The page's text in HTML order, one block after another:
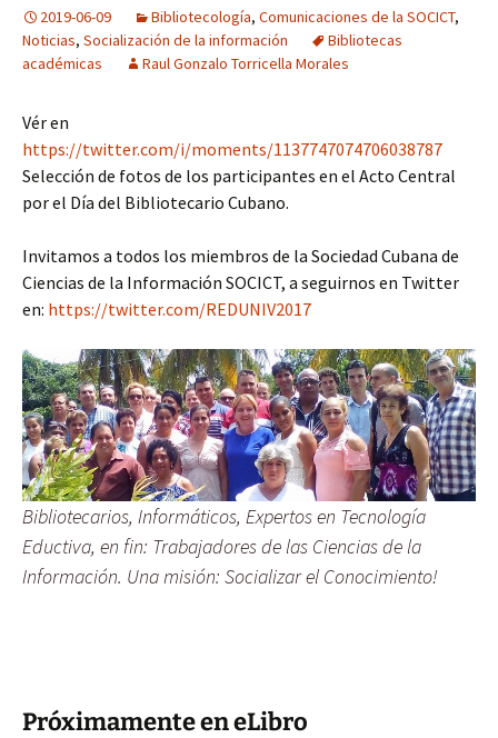
2019-06-09 Bibliotecología, Comunicaciones de la SOCICT,
Noticias, Socialización de la información
Bibliotecas
académicas
Raul Gonzalo Torricella Morales
Vér en
https://twitter.com/i/moments/1137747074706038787
Selección de fotos de los participantes en el Acto Central
por el Día del Bibliotecario Cubano.
Invitamos a todos los miembros de la Sociedad Cubana de
Ciencias de la Información SOCICT, a seguirnos en Twitter
en: https://twitter.com/REDUNIV2017
Bibliotecarios, Informáticos, Expertos en Tecnología
Eductiva, en fin: Trabajadores de las Ciencias de la
Información. Una misión: Socializar el Conocimiento!
Próximamente en eLibro